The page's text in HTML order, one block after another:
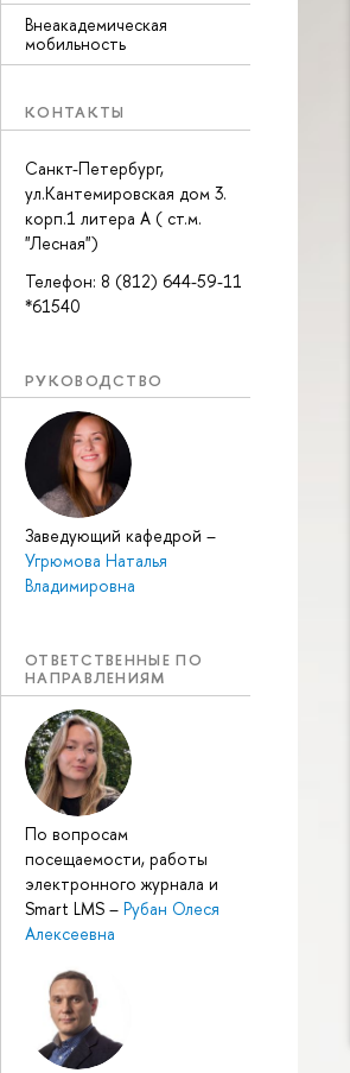
Внеакадемическая
мобильность
КОНТАКТЫ
Санкт-Петербург,
ул.Кантемировская дом 3.
корп.1 литера А ( ст.м.
"Лесная")
Телефон: 8 (812) 644-59-11
*61540
РУКОВОДСТВО
Заведующий кафедрой –
Угрюмова Наталья
Владимировна
ОТВЕТСТВЕННЫЕ ПО
НАПРАВЛЕНИЯМ
По вопросам
посещаемости, работы
электронного журнала и
Smart LMS – Рубан Олеся
Алексеевна